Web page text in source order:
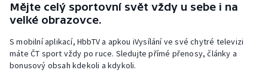
Ragby
Rychlobruslení
Rychlostní kanoistika
Mějte celý sportovní svět vždy u sebe i na
velké obrazovce.
S mobilní aplikací, HbbTV a apkou iVysílání ve své chytré televizi
máte ČT sport vždy po ruce. Sledujte přímé přenosy, články a
bonusový obsah kdekoli a kdykoli.